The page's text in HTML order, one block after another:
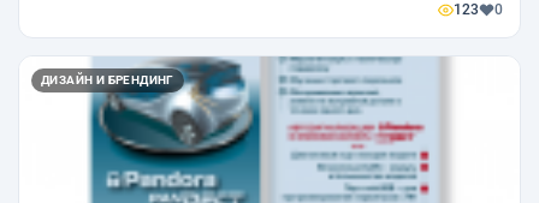
123 0
ДИЗАЙН И БРЕНДИНГ